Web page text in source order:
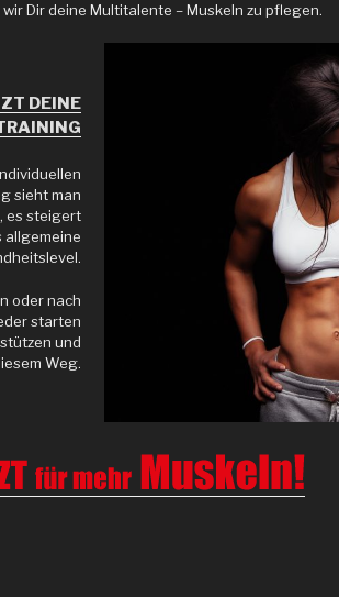
Dir deine Multitalente – Muskeln zu pflegen.
DEINE
sieht man
es steigert
allgemeine
oder nach
starten
und
Weg.